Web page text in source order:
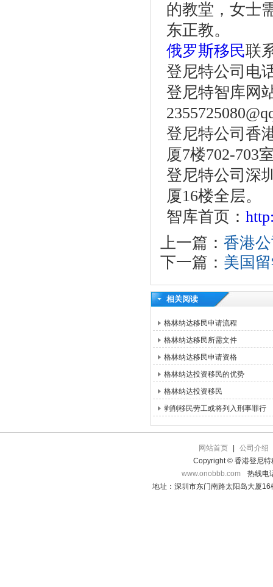
的教堂，女士
东正教。
俄罗斯移民联
登尼特公司电
登尼特智库网
登尼特公司香
厦7楼702-703
登尼特公司深
厦16楼全层。
智库首页：
上一篇： 香港
下一篇： 美国
相关阅读
格林纳达移民申请流程
格林纳达移民所需文件
格林纳达移民申请资格
格林纳达投资移民的优势
格林纳达投资移民
剥削移民劳工或将列入刑事罪行
网站首页
公司介绍
Copyright © 香港登尼特
www.onobbb.com
热线电
地址：深圳市东门南路太阳岛大厦